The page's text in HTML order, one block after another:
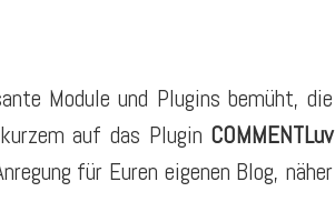
Module und Plugins bemüht, die
auf das Plugin COMMENTLuv
für Euren eigenen Blog, näher